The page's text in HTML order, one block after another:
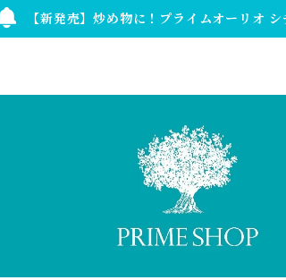
【新発売】炒め物に！プライムオーリオ